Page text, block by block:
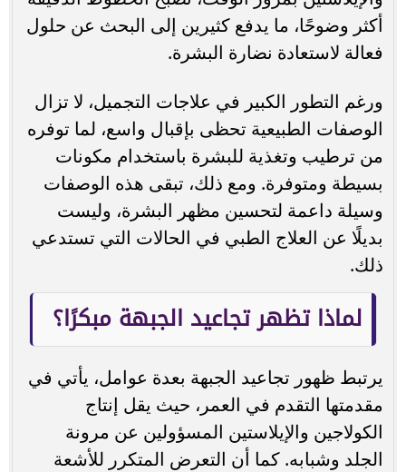
أكثر وضوحًا، ما يدفع كثيرين إلى البحث عن حلول
فعالة لاستعادة نضارة البشرة.
ورغم التطور الكبير في علاجات التجميل، لا تزال
الوصفات الطبيعية تحظى بإقبال واسع، لما توفره
من ترطيب وتغذية للبشرة باستخدام مكونات
بسيطة ومتوفرة. ومع ذلك، تبقى هذه الوصفات
وسيلة داعمة لتحسين مظهر البشرة، وليست
بديلًا عن العلاج الطبي في الحالات التي تستدعي
ذلك.
لماذا تظهر تجاعيد الجبهة مبكرًا؟
يرتبط ظهور تجاعيد الجبهة بعدة عوامل، يأتي في
مقدمتها التقدم في العمر، حيث يقل إنتاج
الكولاجين والإيلاستين المسؤولين عن مرونة
الجلد وشبابه. كما أن التعرض المتكرر للأشعة